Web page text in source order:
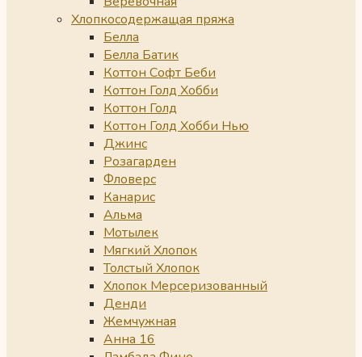
Хлопкосодержащая пряжа
Белла
Белла Батик
Коттон Софт Беби
Коттон Голд Хобби
Коттон Голд
Коттон Голд Хобби Нью
Джинс
Розагарден
Фловерс
Канарис
Альма
Мотылек
Мягкий Хлопок
Толстый Хлопок
Хлопок Мерсеризованный
Денди
Жемчужная
Анна 16